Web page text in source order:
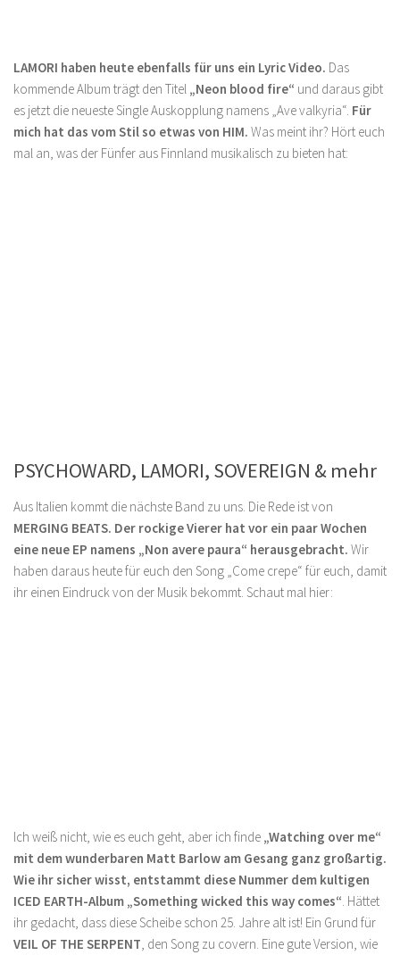
LAMORI haben heute ebenfalls für uns ein Lyric Video. Das
kommende Album trägt den Titel „Neon blood fire“ und daraus gibt
es jetzt die neueste Single Auskopplung namens „Ave valkyria“. Für
mich hat das vom Stil so etwas von HIM. Was meint ihr? Hört euch
mal an, was der Fünfer aus Finnland musikalisch zu bieten hat:
PSYCHOWARD, LAMORI, SOVEREIGN & mehr
Aus Italien kommt die nächste Band zu uns. Die Rede ist von
MERGING BEATS. Der rockige Vierer hat vor ein paar Wochen
eine neue EP namens „Non avere paura“ herausgebracht. Wir
haben daraus heute für euch den Song „Come crepe“ für euch, damit
ihr einen Eindruck von der Musik bekommt. Schaut mal hier:
Ich weiß nicht, wie es euch geht, aber ich finde „Watching over me“
mit dem wunderbaren Matt Barlow am Gesang ganz großartig.
Wie ihr sicher wisst, entstammt diese Nummer dem kultigen
ICED EARTH-Album „Something wicked this way comes“. Hättet
ihr gedacht, dass diese Scheibe schon 25. Jahre alt ist! Ein Grund für
VEIL OF THE SERPENT, den Song zu covern. Eine gute Version, wie